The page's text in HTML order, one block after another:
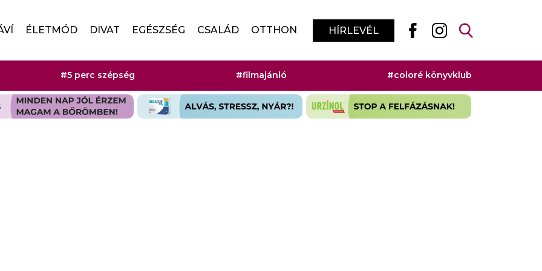
ÉLETMÓD DIVAT EGÉSZSÉG CSALÁD OTTHON HÍRLEVÉL
#5 perc szépség #filmajánló #coloré könyvklub